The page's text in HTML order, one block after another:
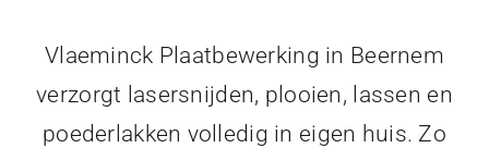
Vlaeminck Plaatbewerking in Beernem
verzorgt lasersnijden, plooien, lassen en
poederlakken volledig in eigen huis. Zo